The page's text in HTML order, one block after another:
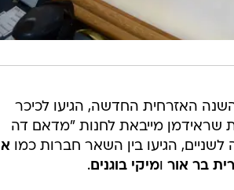
השנה האזרחית החדשה, הגיעו לכיכר
שראידמן מייבאת לחנות "מדאם דה
הגיעו בין השאר חברות כמו
בר אור ומיקי בוגנים.